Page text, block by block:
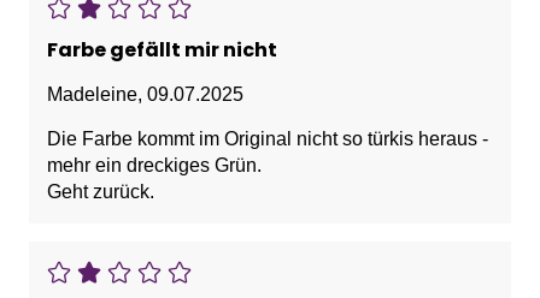
Farbe gefällt mir nicht
Madeleine, 09.07.2025
Die Farbe kommt im Original nicht so türkis heraus -
mehr ein dreckiges Grün.
Geht zurück.